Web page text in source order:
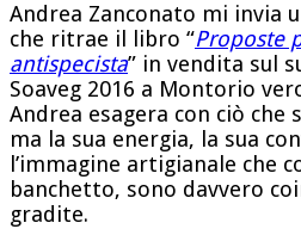
Andrea Zanconato mi invia
che ritrae il libro “Proposte
antispecista” in vendita sul
Soaveg 2016 a Montorio
Andrea esagera con ciò che
ma la sua energia, la sua
l’immagine artigianale che
banchetto, sono davvero
gradite.